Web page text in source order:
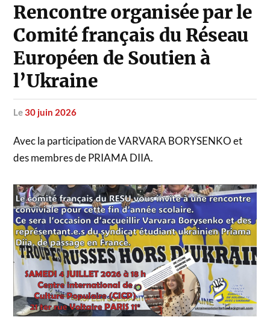
Rencontre organisée par le
Comité français du Réseau
Européen de Soutien à
l’Ukraine
le30 juin 2026
Avec la participation de VARVARA BORYSENKO et
des membres de PRIAMA DIIA.